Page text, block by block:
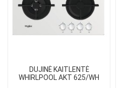
DUJINĖ KAITLENTĖ
WHIRLPOOL AKT 625/WH